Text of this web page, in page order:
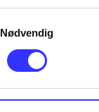
Nødvendig